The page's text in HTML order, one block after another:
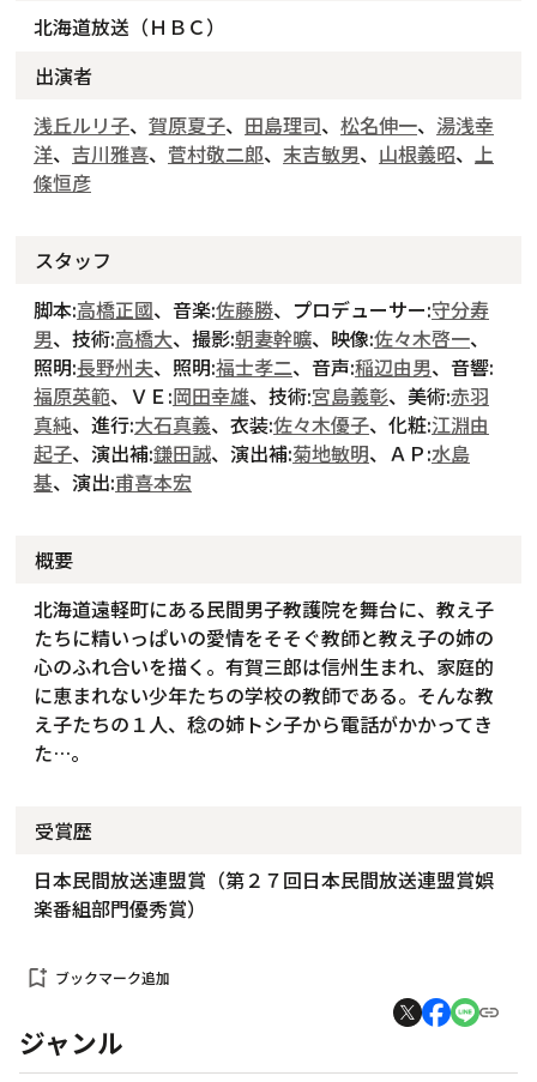
北海道放送（ＨＢＣ）
出演者
浅丘ルリ子、 賀原夏子、 田島理司、 松名伸一、 湯浅幸
洋、 吉川雅喜、 菅村敬二郎、 末吉敏男、 山根義昭、
上
條恒彦
スタッフ
脚本:高橋正國、音楽:佐藤勝、プロデューサー:守分寿
男、技術:高橋大、撮影:朝妻幹曠、映像:佐々木啓一、
照明:長野州夫、照明:福士孝二、音声:稲辺由男、音響:
福原英範、ＶＥ:岡田幸雄、技術:宮島義彰、美術:赤羽
真純、進行:大石真義、衣装:佐々木優子、化粧:江淵由
起子、演出補:鎌田誠、演出補:菊地敏明、ＡＰ:水島
基、演出:甫喜本宏
概要
北海道遠軽町にある民間男子教護院を舞台に、教え子
たちに精いっぱいの愛情をそそぐ教師と教え子の姉の
心のふれ合いを描く。有賀三郎は信州生まれ、家庭的
に恵まれない少年たちの学校の教師である。そんな教
え子たちの１人、稔の姉トシ子から電話がかかってき
た…。
受賞歴
日本民間放送連盟賞（第２７回日本民間放送連盟賞娯
楽番組部門優秀賞）
bookmark_add ブックマーク追加
ジャンル